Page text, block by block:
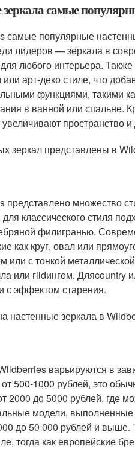
самые
самые популярные
лидеров — зеркала в
любого интерьера.
арт-деко стиле, что
функциями, такими
в ванной или спальне.
пространство
зеркал представлены в
представлено множество
классического стиля
филигранью.
как круг, овал или
или с тонкой
или гildингом. Дляcountry
с эффектом старения.
настенные зеркала в
варьируются в
500-1000 рублей, это
2000 до 5000 рублей, где
модели,
до 50 000 рублей и
тогда как европейские